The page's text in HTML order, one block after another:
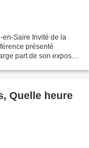
en-Saire Invité de la
présenté
part de son exposé
Quelle heure